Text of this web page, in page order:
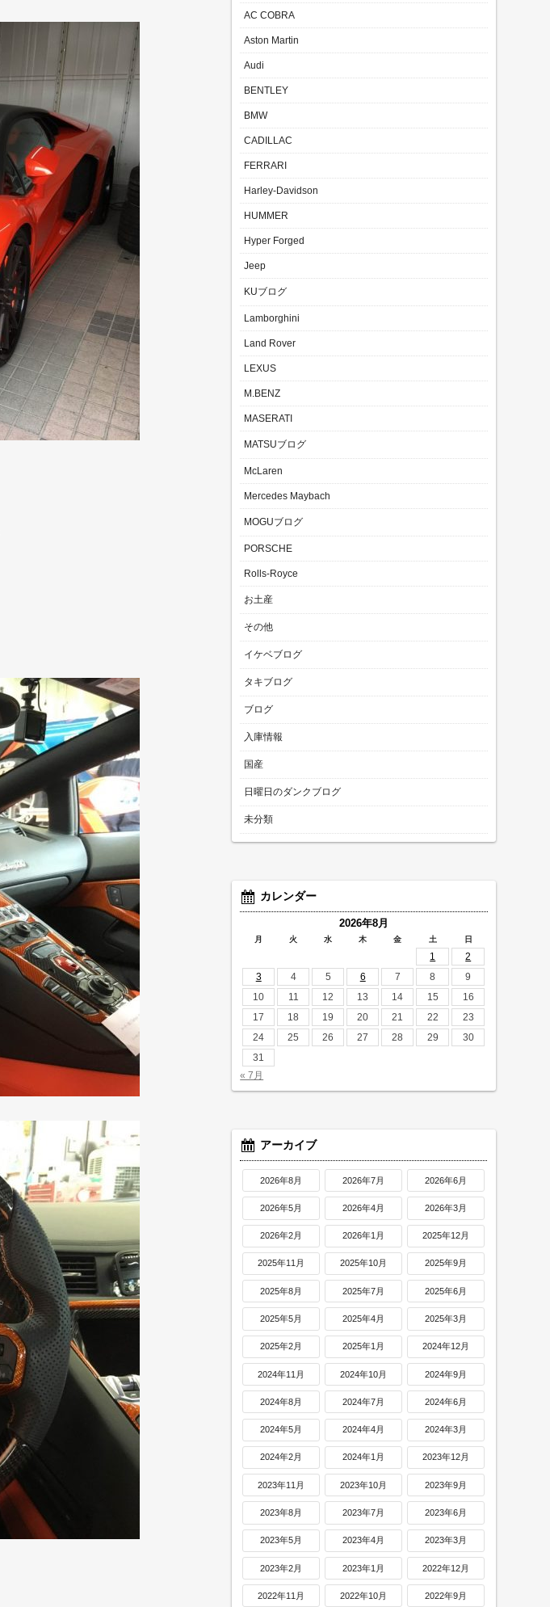
AC COBRA
Aston Martin
Audi
BENTLEY
BMW
CADILLAC
FERRARI
Harley-Davidson
HUMMER
Hyper Forged
Jeep
KUブログ
Lamborghini
Land Rover
LEXUS
M.BENZ
MASERATI
MATSUブログ
McLaren
Mercedes Maybach
MOGUブログ
PORSCHE
Rolls-Royce
お土産
その他
イケベブログ
タキブログ
ブログ
入庫情報
国産
日曜日のダンクブログ
未分類
カレンダー
2026年8月
月 火 水 木 金 土 日
1
2
3
4 5 6 7 8
9
10
11 12 13 14 15
16
17
18 19 20 21 22
23
24
25 26 27 28 29
30
31
« 7月
アーカイブ
2026年8月 2026年7月 2026年6月
2026年5月 2026年4月 2026年3月
2026年2月 2026年1月 2025年12月
2025年11月 2025年10月 2025年9月
2025年8月 2025年7月 2025年6月
2025年5月 2025年4月 2025年3月
2025年2月 2025年1月 2024年12月
2024年11月 2024年10月 2024年9月
2024年8月 2024年7月 2024年6月
2024年5月 2024年4月 2024年3月
2024年2月 2024年1月 2023年12月
2023年11月 2023年10月 2023年9月
2023年8月 2023年7月 2023年6月
2023年5月 2023年4月 2023年3月
2023年2月 2023年1月 2022年12月
2022年11月 2022年10月 2022年9月